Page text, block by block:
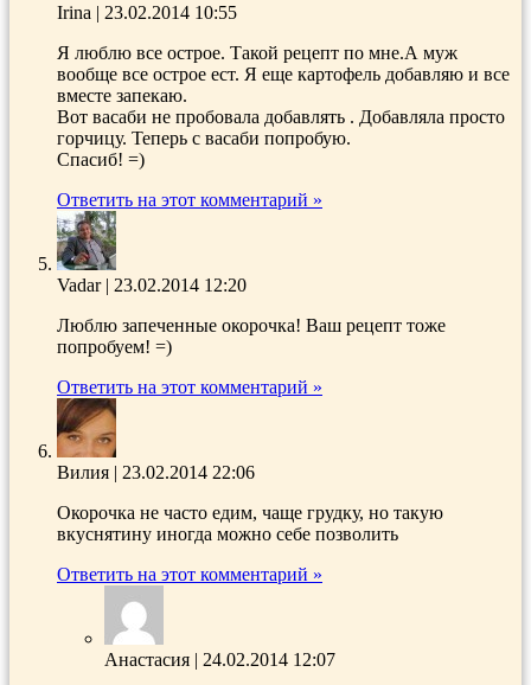
Irina | 23.02.2014 10:55
Я люблю все острое. Такой рецепт по мне.А муж
вообще все острое ест. Я еще картофель добавляю и все
вместе запекаю.
Вот васаби не пробовала добавлять . Добавляла просто
горчицу. Теперь с васаби попробую.
Спасиб! =)
Ответить на этот комментарий »
Vadar| 23.02.2014 12:20
Люблю запеченные окорочка! Ваш рецепт тоже
попробуем! =)
Ответить на этот комментарий »
Вилия | 23.02.2014 22:06
Окорочка не часто едим, чаще грудку, но такую
вкуснятину иногда можно себе позволить
Ответить на этот комментарий »
Анастасия | 24.02.2014 12:07